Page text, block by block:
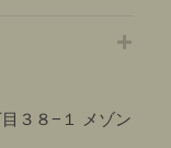
３８−１ メゾン